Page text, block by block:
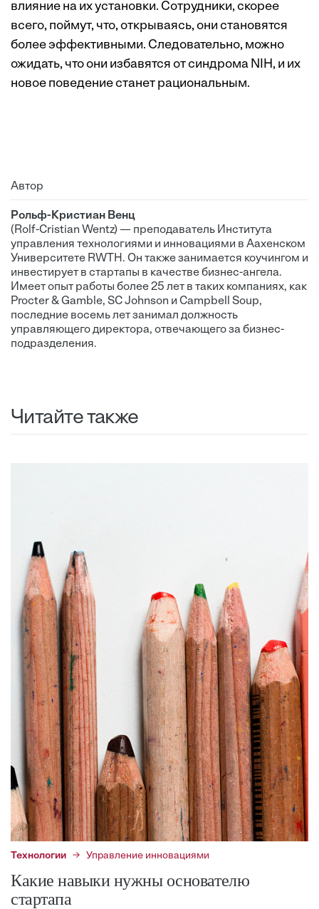
влияние на их установки. Сотрудники, скорее
всего, поймут, что, открываясь, они становятся
более эффективными. Следовательно, можно
ожидать, что они избавятся от синдрома NIH, и их
новое поведение станет рациональным.
Автор
Рольф-Кристиан Венц
(Rolf-Cristian Wentz) — преподаватель Института
управления технологиями и инновациями в Аахенском
Университете RWTH. Он также занимается коучингом и
инвестирует в стартапы в качестве бизнес-ангела.
Имеет опыт работы более 25 лет в таких компаниях, как
Procter & Gamble, SC Johnson и Campbell Soup,
последние восемь лет занимал должность
управляющего директора, отвечающего за бизнес-
подразделения.
Читайте также
Технологии Управление инновациями
Какие навыки нужны основателю
стартапа